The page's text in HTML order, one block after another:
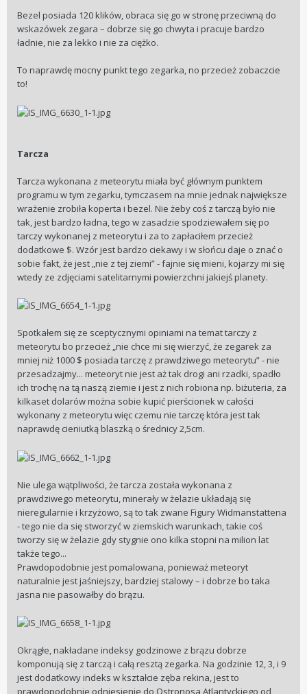
Bezel posiada 120 klików, obraca się go w stronę przeciwną do
wskazówek zegara – dobrze się go chwyta i pracuje bardzo
ładnie, nie za lekko i nie za ciężko.
To naprawdę mocny punkt tego zegarka, no przecież zobaczcie
to!
Tarcza
Tarcza wykonana z meteorytu miała być głównym punktem
programu w tym zegarku, tymczasem na mnie jednak największe
wrażenie zrobiła koperta i bezel. Nie żeby coś z tarczą było nie
tak, jest bardzo ładna, tego w zasadzie spodziewałem się po
tarczy wykonanej z meteorytu i za to zapłaciłem przecież
dodatkowe $. Wzór jest bardzo ciekawy i w słońcu daje o znać o
sobie fakt, że jest „nie z tej ziemi” - fajnie się mieni, kojarzy mi się
wtedy ze zdjęciami satelitarnymi powierzchni jakiejś planety.
Spotkałem się ze sceptycznymi opiniami na temat tarczy z
meteorytu bo przecież „nie chce mi się wierzyć, że zegarek za
mniej niż 1000 $ posiada tarczę z prawdziwego meteorytu” - nie
przesadzajmy... meteoryt nie jest aż tak drogi ani rzadki, spadło
ich trochę na tą naszą ziemie i jest z nich robiona np. biżuteria, za
kilkaset dolarów można sobie kupić pierścionek w całości
wykonany z meteorytu więc czemu nie tarczę która jest tak
naprawdę cieniutką blaszką o średnicy 2,5cm.
Nie ulega wątpliwości, że tarcza została wykonana z
prawdziwego meteorytu, minerały w żelazie układają się
nieregularnie i krzyżowo, są to tak zwane Figury Widmanstattena
- tego nie da się stworzyć w ziemskich warunkach, takie coś
tworzy się w żelazie gdy stygnie ono kilka stopni na milion lat
także tego...
Prawdopodobnie jest pomalowana, ponieważ meteoryt
naturalnie jest jaśniejszy, bardziej stalowy – i dobrze bo taka
jasna nie pasowałby do brązu.
Okrągłe, nakładane indeksy godzinowe z brązu dobrze
komponują się z tarczą i całą resztą zegarka. Na godzinie 12, 3, i 9
jest dodatkowy indeks w kształcie zęba rekina, jest to
prawdopodobnie odniesienie do Ostronosa Atlantyckiego od